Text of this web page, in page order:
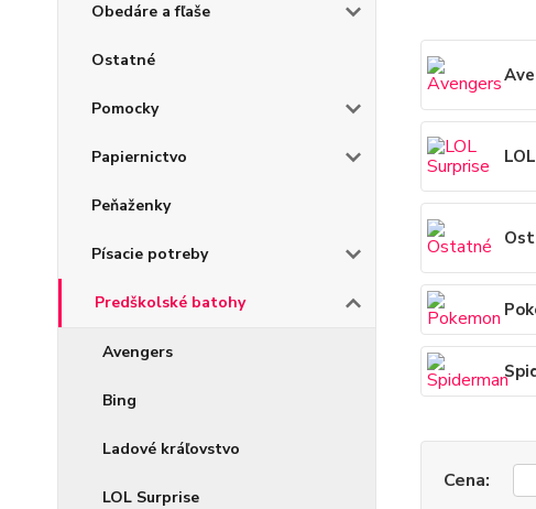
Obedáre a fľaše
Ostatné
Pomocky
Papiernictvo
Peňaženky
Písacie potreby
Predškolské batohy
Avengers
Bing
Ladové kráľovstvo
LOL Surprise
Cena: